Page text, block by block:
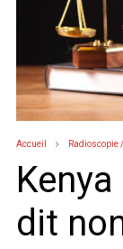
Accueil Radioscopie
dit